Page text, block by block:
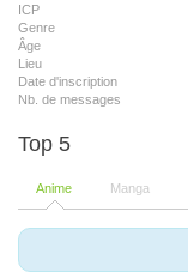
ICP
Genre
Âge
Lieu
Date d'inscription
Nb. de messages
Top 5
Anime Manga